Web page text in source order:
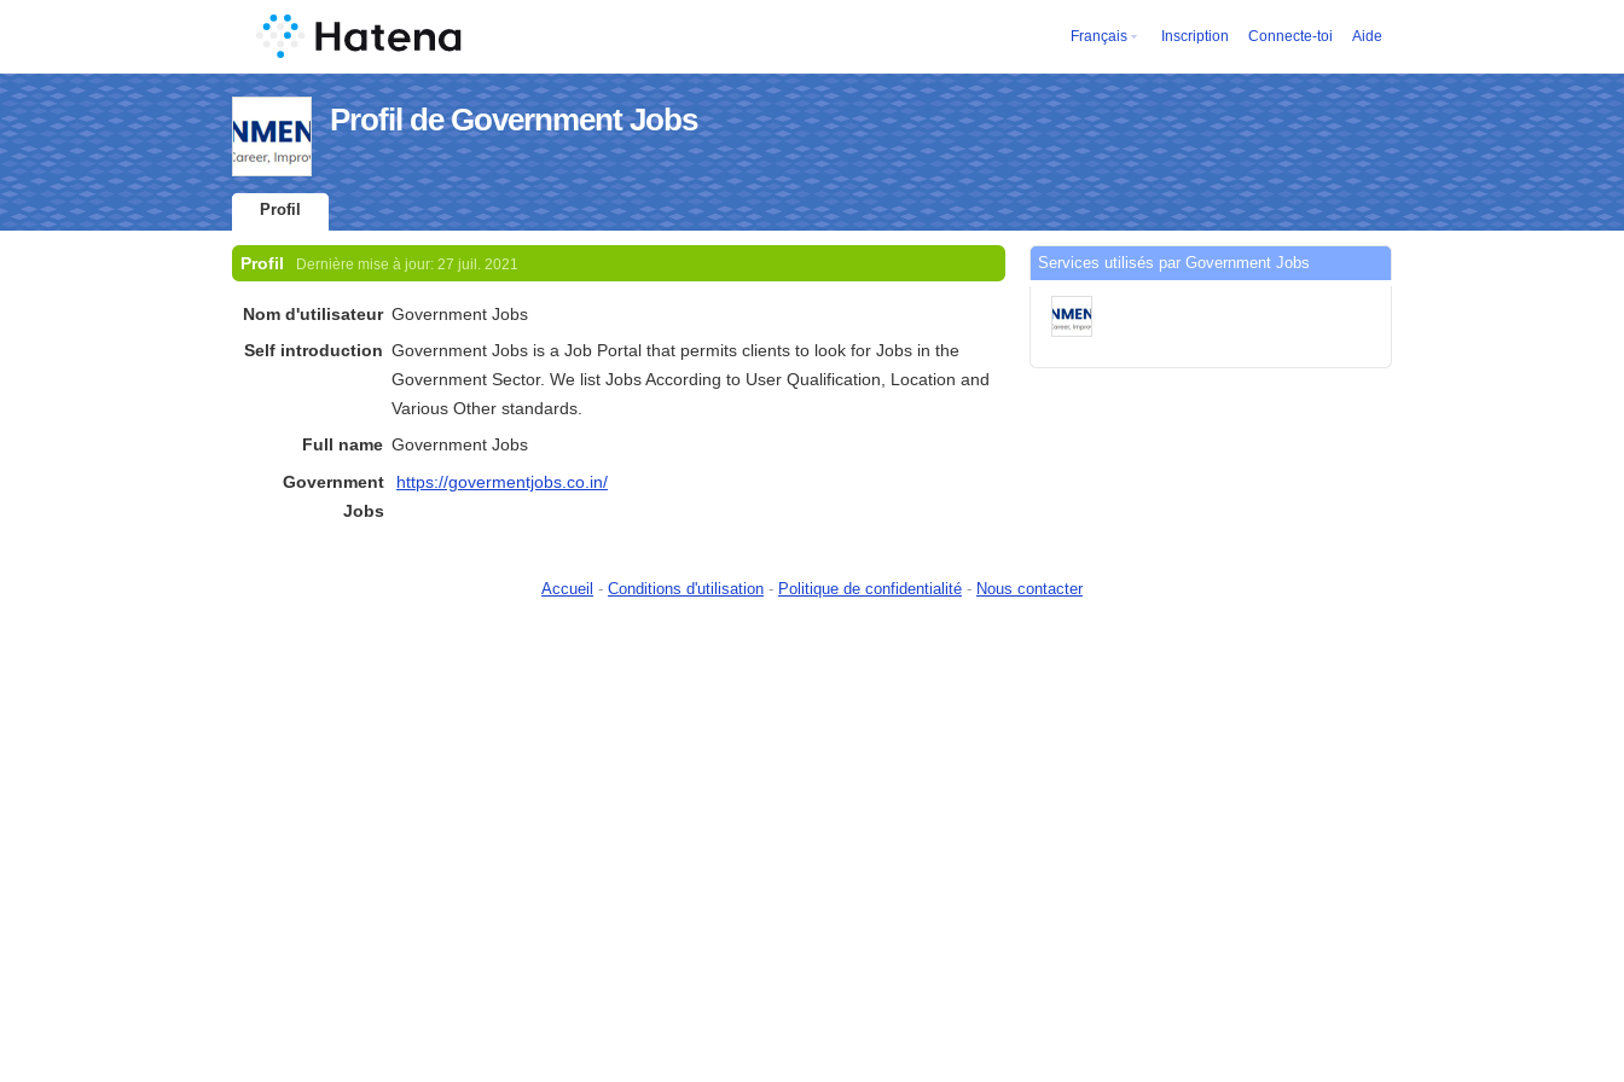
Français Inscription Connecte-toi Aide
Profil de Government Jobs
Profil
Profil Dernière mise à jour: 27 juil. 2021
Nom d'utilisateur Government Jobs
Self introduction Government Jobs is a Job Portal that permits clients to look for Jobs in the
Government Sector. We list Jobs According to User Qualification, Location and
Various Other standards.
Full name Government Jobs
Government
Jobs
https://govermentjobs.co.in/
Services utilisés par Government Jobs
Accueil - Conditions d'utilisation - Politique de confidentialité - Nous contacter